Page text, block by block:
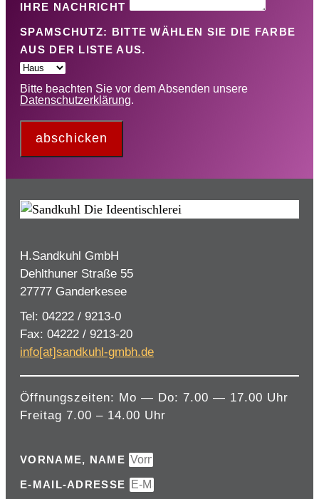
IHRE NACHRICHT
SPAMSCHUTZ: BITTE WÄHLEN SIE DIE FARBE
AUS DER LISTE AUS.
Bitte beachten Sie vor dem Absenden unsere
Datenschutzerklärung.
abschicken
H.Sandkuhl GmbH
Dehlthuner Straße 55
27777 Ganderkesee
Tel: 04222 / 9213-0
Fax: 04222 / 9213-20
info[at]sandkuhl-gmbh.de
Öffnungszeiten: Mo — Do: 7.00 — 17.00 Uhr
Freitag 7.00 – 14.00 Uhr
VORNAME, NAME
E-MAIL-ADRESSE